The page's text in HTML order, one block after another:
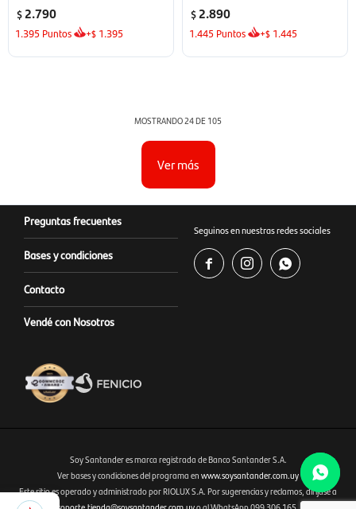
1.495
$ 2.790
1.395 Puntos +$ 1.395
$ 2.890
1.445 Puntos +$ 1.445
MOSTRANDO24DE 105
Ver más
Preguntas frecuentes
Bases y condiciones
Contacto
Vendé con Nosotros
Seguinos en nuestras redes sociales
  
Fenicio eCommerce Uruguay
Soy Santander es marca registrada de Banco Santander S.A.
Ver bases y condiciones del programa en www.soysantander.com.uy
Este sitio es operado y administrado por RIOLUX S.A. Por sugerencias y reclamos, diríjase a